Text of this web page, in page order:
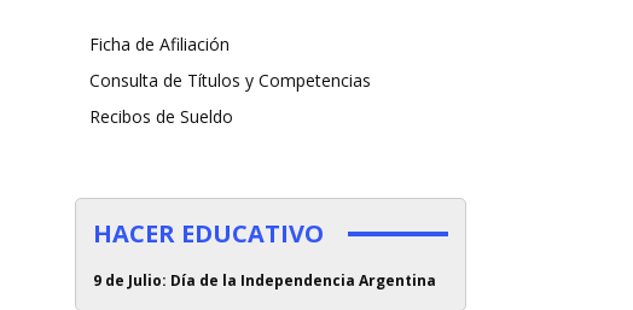
Ficha de Afiliación
Consulta de Títulos y Competencias
Recibos de Sueldo
HACER EDUCATIVO
9 de Julio: Día de la Independencia Argentina